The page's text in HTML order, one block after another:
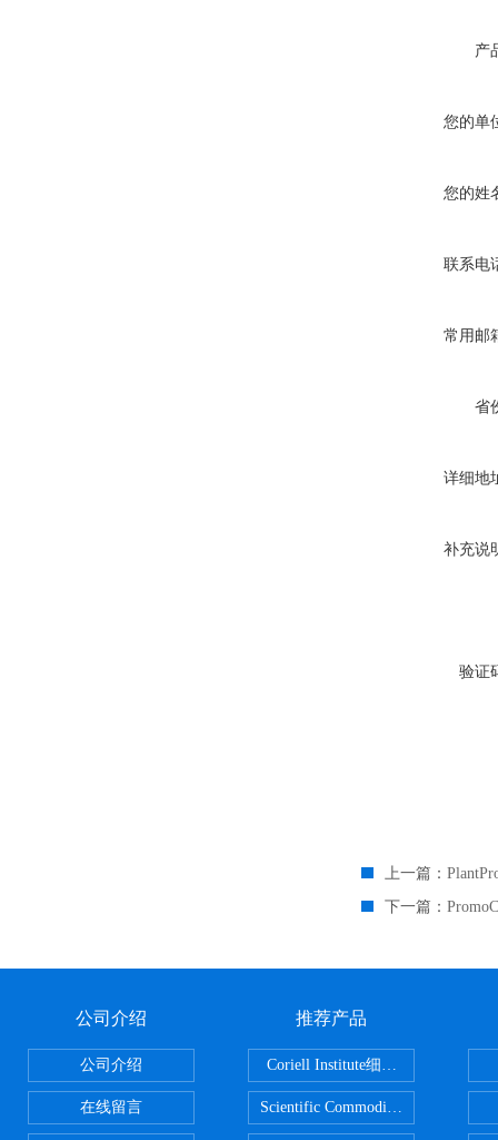
产
您的单
您的姓
联系电
常用邮
省
详细地
补充说
验证
上一篇：
下一篇：
公司介绍
公司介绍
在线留言
推荐产品
Scientific CommoditiesPE管 广州